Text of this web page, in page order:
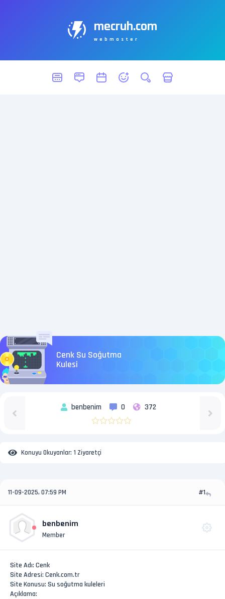
mecruh.com
webmaster
Cenk Su Soğutma
Kulesi
benbenim 0 372
Konuyu Okuyanlar: 1 Ziyaretçi
11-09-2025, 07:59 PM #1
benbenim
Member
Site Adı: Cenk
Site Adresi: Cenk.com.tr
Site Konusu: Su soğutma kuleleri
Açıklama: